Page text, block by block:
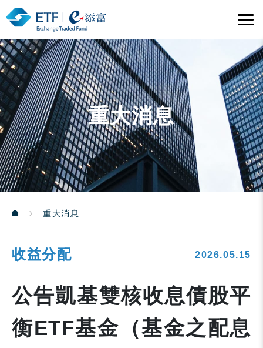
重大消息
重大消息
收益分配 2026.05.15
公告凱基雙核收息債股平
衡ETF基金（基金之配息